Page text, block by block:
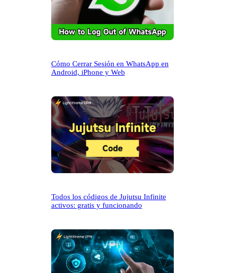
Cómo Cerrar Sesión en WhatsApp en
Android, iPhone y Web
Todos los códigos de Jujutsu Infinite
activos: gratis y funcionando